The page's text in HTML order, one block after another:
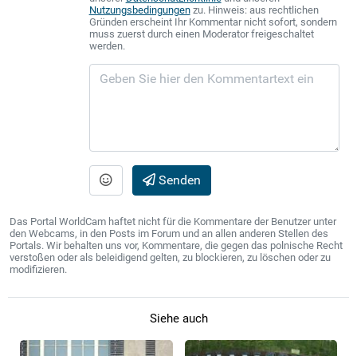
Nutzungsbedingungenzu. Hinweis: aus rechtlichen
Gründen erscheint Ihr Kommentar nicht sofort, sondern
muss zuerst durch einen Moderator freigeschaltet
werden.
Senden
Das Portal WorldCam haftet nicht für die Kommentare der Benutzer unter
den Webcams, in den Posts im Forum und an allen anderen Stellen des
Portals. Wir behalten uns vor, Kommentare, die gegen das polnische Recht
verstoßen oder als beleidigend gelten, zu blockieren, zu löschen oder zu
modifizieren.
Siehe auch